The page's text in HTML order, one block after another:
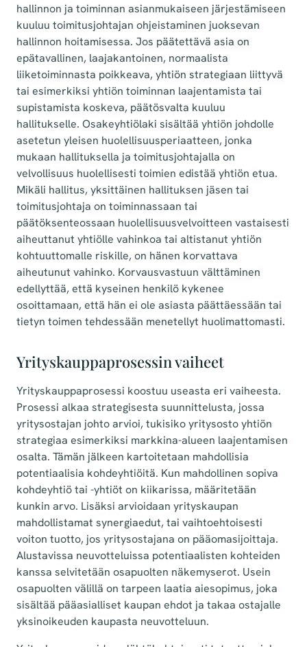
hallinnon ja toiminnan asianmukaiseen järjestämiseen
kuuluu toimitusjohtajan ohjeistaminen juoksevan
hallinnon hoitamisessa. Jos päätettävä asia on
epätavallinen, laajakantoinen, normaalista
liiketoiminnasta poikkeava, yhtiön strategiaan liittyvä
tai esimerkiksi yhtiön toiminnan laajentamista tai
supistamista koskeva, päätösvalta kuuluu
hallitukselle. Osakeyhtiölaki sisältää yhtiön johdolle
asetetun yleisen huolellisuusperiaatteen, jonka
mukaan hallituksella ja toimitusjohtajalla on
velvollisuus huolellisesti toimien edistää yhtiön etua.
Mikäli hallitus, yksittäinen hallituksen jäsen tai
toimitusjohtaja on toiminnassaan tai
päätöksenteossaan huolellisuusvelvoitteen vastaisesti
aiheuttanut yhtiölle vahinkoa tai altistanut yhtiön
kohtuuttomalle riskille, on hänen korvattava
aiheutunut vahinko. Korvausvastuun välttäminen
edellyttää, että kyseinen henkilö kykenee
osoittamaan, että hän ei ole asiasta päättäessään tai
tietyn toimen tehdessään menetellyt huolimattomasti.
Yrityskauppaprosessin vaiheet
Yrityskauppaprosessi koostuu useasta eri vaiheesta.
Prosessi alkaa strategisesta suunnittelusta, jossa
yritysostajan johto arvioi, tukisiko yritysosto yhtiön
strategiaa esimerkiksi markkina-alueen laajentamisen
osalta. Tämän jälkeen kartoitetaan mahdollisia
potentiaalisia kohdeyhtiöitä. Kun mahdollinen sopiva
kohdeyhtiö tai -yhtiöt on kiikarissa, määritetään
kunkin arvo. Lisäksi arvioidaan yrityskaupan
mahdollistamat synergiaedut, tai vaihtoehtoisesti
voiton tuotto, jos yritysostajana on pääomasijoittaja.
Alustavissa neuvotteluissa potentiaalisten kohteiden
kanssa selvitetään osapuolten näkemyserot. Usein
osapuolten välillä on tarpeen laatia aiesopimus, joka
sisältää pääasialliset kaupan ehdot ja takaa ostajalle
yksinoikeuden kaupasta neuvotteluun.